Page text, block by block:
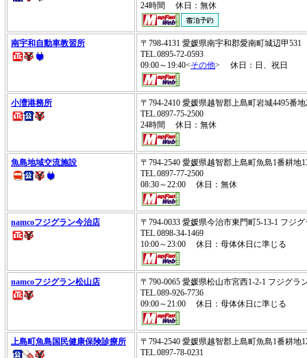
24時間 休日：無休
南宇和自動車教習所
〒798-4131 愛媛県南宇和郡愛南町城辺甲531
TEL.0895-72-0593
09:00～19:40<その他> 休日：日、祝日
小漕港務所
〒794-2410 愛媛県越智郡上島町岩城4495番地
TEL.0897-75-2500
24時間 休日：無休
魚島地域交流施設
〒794-2540 愛媛県越智郡上島町魚島1番耕地
TEL.0897-77-2500
08:30～22:00 休日：無休
namcoフジグラン今治店
〒794-0033 愛媛県今治市東門町5-13-1 フジ
TEL.0898-34-1469
10:00～23:00 休日：母体休日に準じる
namcoフジグラン松山店
〒790-0065 愛媛県松山市宮西1-2-1 フジグラ
TEL.089-926-7736
09:00～21:00 休日：母体休日に準じる
上島町魚島国民健康保険診療所
〒794-2540 愛媛県越智郡上島町魚島1番耕地
TEL.0897-78-0231